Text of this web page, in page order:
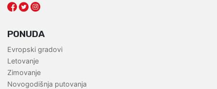
PONUDA
Evropski gradovi
Letovanje
Zimovanje
Novogodišnja putovanja